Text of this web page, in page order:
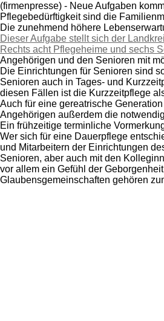
(firmenpresse) - Neue Aufgaben
Pflegebedürftigkeit sind die
Die zunehmend höhere
Dieser Aufgabe stellt sich der
Rechts acht Pflegeheime und sechs
Angehörigen und den Senioren mit
Die Einrichtungen für Senioren sind
Senioren auch in Tages- und
diesen Fällen ist die Kurzzeitpflege
Auch für eine gereatrische
Angehörigen außerdem die
Ein frühzeitige terminliche
Wer sich für eine Dauerpflege
und Mitarbeitern der Einrichtungen
Senioren, aber auch mit den
vor allem ein Gefühl der
Glaubensgemeinschaften gehören